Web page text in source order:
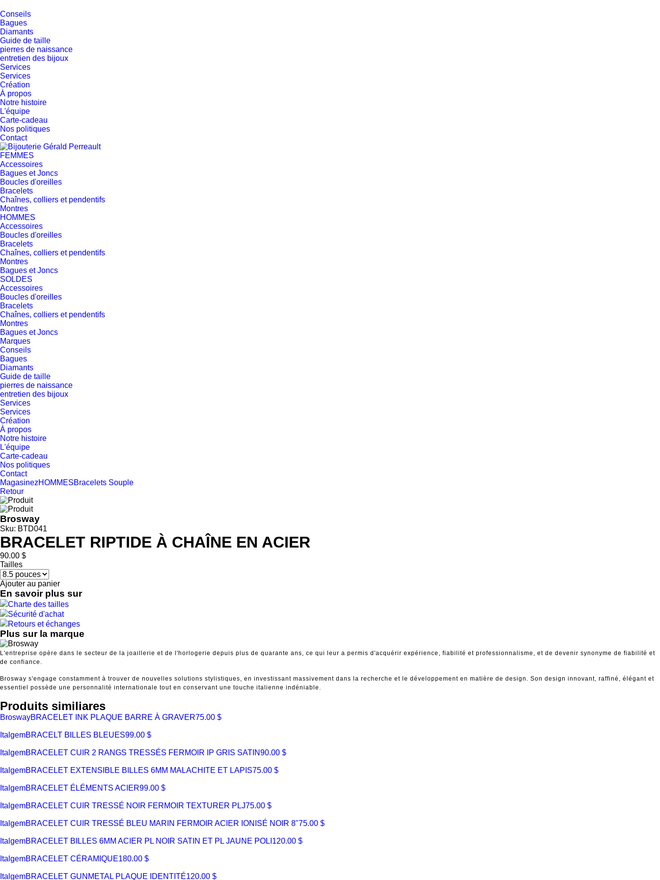
Conseils
Bagues
Diamants
Guide de taille
pierres de naissance
entretien des bijoux
Services
Services
Création
À propos
Notre histoire
L'équipe
Carte-cadeau
Nos politiques
Contact
FEMMES
Accessoires
Bagues et Joncs
Boucles d'oreilles
Bracelets
Chaînes, colliers et pendentifs
Montres
HOMMES
Accessoires
Boucles d'oreilles
Bracelets
Chaînes, colliers et pendentifs
Montres
Bagues et Joncs
SOLDES
Accessoires
Boucles d'oreilles
Bracelets
Chaînes, colliers et pendentifs
Montres
Bagues et Joncs
Marques
Conseils
Bagues
Diamants
Guide de taille
pierres de naissance
entretien des bijoux
Services
Services
Création
À propos
Notre histoire
L'équipe
Carte-cadeau
Nos politiques
Contact
MagasinezHOMMESBracelets Souple
Retour
Brosway
Sku: BTD041
BRACELET RIPTIDE À CHAÎNE EN ACIER
90.00 $
Tailles
Ajouter au panier
En savoir plus sur
Charte des tailles
Sécurité d'achat
Retours et échanges
Plus sur la marque
L'entreprise opère dans le secteur de la joaillerie et de l'horlogerie depuis plus de quarante ans, ce qui leur a permis d'acquérir expérience, fiabilité et professionnalisme, et de devenir synonyme de fiabilité et
de confiance.
Brosway s'engage constamment à trouver de nouvelles solutions stylistiques, en investissant massivement dans la recherche et le développement en matière de design. Son design innovant, raffiné, élégant et
essentiel possède une personnalité internationale tout en conservant une touche italienne indéniable.
Produits similiares
BroswayBRACELET INK PLAQUE BARRE À GRAVER75.00 $
ItalgemBRACELT BILLES BLEUES99.00 $
ItalgemBRACELET CUIR 2 RANGS TRESSÉS FERMOIR IP GRIS SATIN90.00 $
ItalgemBRACELET EXTENSIBLE BILLES 6MM MALACHITE ET LAPIS75.00 $
ItalgemBRACELET ÉLÉMENTS ACIER99.00 $
ItalgemBRACELET CUIR TRESSÉ NOIR FERMOIR TEXTURER PLJ75.00 $
ItalgemBRACELET CUIR TRESSÉ BLEU MARIN FERMOIR ACIER IONISÉ NOIR 8"75.00 $
ItalgemBRACELET BILLES 6MM ACIER PL NOIR SATIN ET PL JAUNE POLI 120.00 $
ItalgemBRACELET CÉRAMIQUE180.00 $
ItalgemBRACELET GUNMETAL PLAQUE IDENTITÉ120.00 $